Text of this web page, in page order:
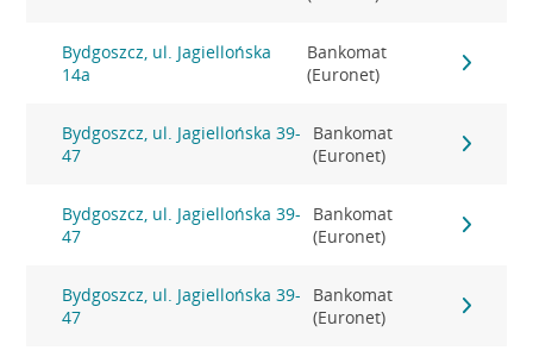
Bydgoszcz, ul. Jagiellońska
14a
Bankomat
(Euronet)
Bydgoszcz, ul. Jagiellońska 39-
47
Bankomat
(Euronet)
Bydgoszcz, ul. Jagiellońska 39-
47
Bankomat
(Euronet)
Bydgoszcz, ul. Jagiellońska 39-
47
Bankomat
(Euronet)